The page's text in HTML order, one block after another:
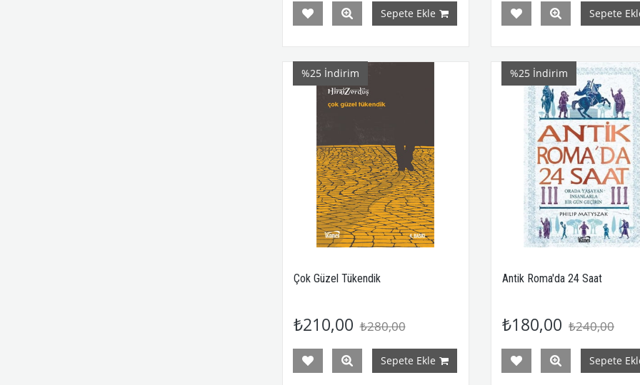
Sepete Ekle Sepete
Çok Güzel Tükendik
₺210,00 ₺280,00
Sepete Ekle
%25 İndirim
Antik Roma'da 24 Saat
₺180,00 ₺240,00
Sepete
%25 İndirim